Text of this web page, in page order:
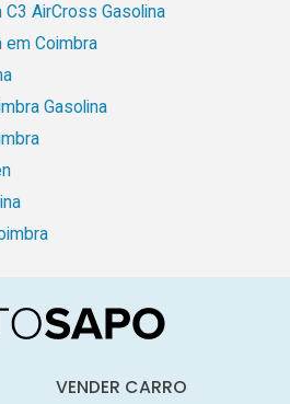
AirCross Gasolina
Coimbra
Gasolina
VENDER CARRO